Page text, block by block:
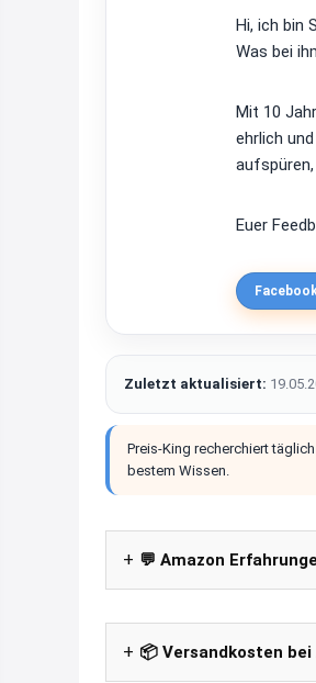
Hi, ich bin
Was bei
Mit 10
ehrlich
Euer
Zuletzt aktualisiert:
Preis-King recherchiert
bestem Wissen.
💬 Amazon
📦 Versandkosten bei